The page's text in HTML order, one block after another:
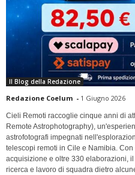
Il Blog della Redazione
Redazione Coelum - 1 Giugno 2026
Cieli Remoti raccoglie cinque anni di
Remote Astrophotography),
astrofotografi impegnati
telescopi remoti in Cile e Namibia.
acquisizione e oltre 330 elaborazioni,
ricerca e lavoro di squadra dietro